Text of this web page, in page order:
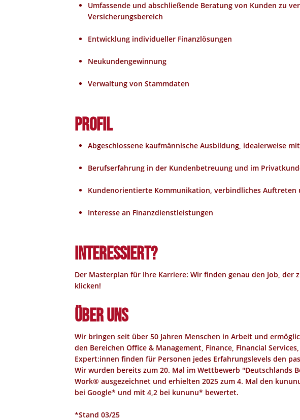
Umfassende und abschließende Beratung von Kunden zu
Versicherungsbereich
Entwicklung individueller Finanzlösungen
Neukundengewinnung
Verwaltung von Stammdaten
Profil
Abgeschlossene kaufmännische Ausbildung, idealerweise
Berufserfahrung in der Kundenbetreuung und im
Kundenorientierte Kommunikation, verbindliches Auftreten
Interesse an Finanzdienstleistungen
Interessiert?
Der Masterplan für Ihre Karriere: Wir finden genau den Job, der
klicken!
Über uns
Wir bringen seit über 50 Jahren Menschen in Arbeit und
den Bereichen Office & Management, Finance, Financial
Expert:innen finden für Personen jedes Erfahrungslevels den
Wir wurden bereits zum 20. Mal im Wettbewerb "Deutschlands
Work® ausgezeichnet und erhielten 2025 zum 4. Mal den
bei Google* und mit 4,2 bei kununu* bewertet.
*Stand 03/25